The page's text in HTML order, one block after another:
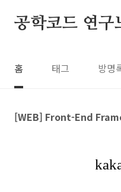
공학코드 연구
홈 태그 방명
[WEB] Front-End